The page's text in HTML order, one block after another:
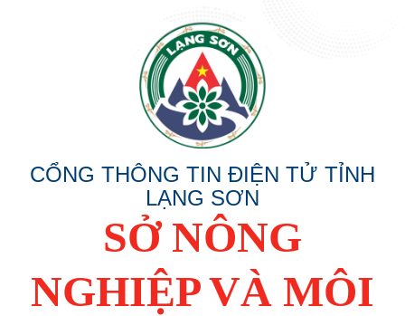
CỔNG THÔNG TIN ĐIỆN TỬ TỈNH
LẠNG SƠN
SỞ NÔNG
NGHIỆP VÀ MÔI